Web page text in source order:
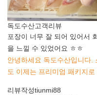
독도수산고객리뷰
포장이 너무 잘 되어 있어서
을 느낄 수 있었어요 ㅎㅎ
안녕하세요 독도수산입니다.
도 이제는 프리미엄 패키지
리뷰작성tiunmi88